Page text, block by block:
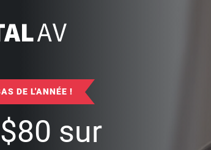
DE L'ANNÉE !
$80 sur